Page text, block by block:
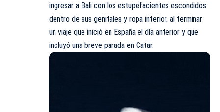
ingresar a Bali con los estupefacientes escondidos
dentro de sus genitales y ropa interior, al terminar
un viaje que inició en España el día anterior y que
incluyó una breve parada en Catar.